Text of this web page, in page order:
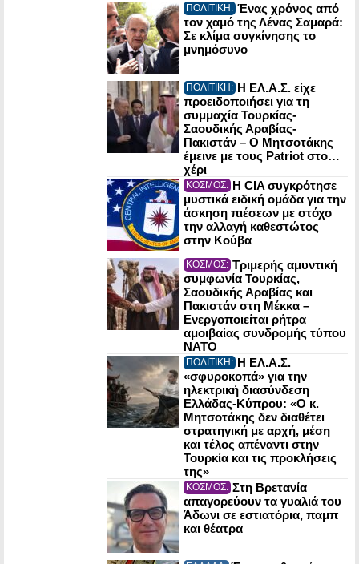
ΠΟΛΙΤΙΚΗ: Ένας χρόνος από
τον χαμό της Λένας Σαμαρά:
Σε κλίμα συγκίνησης το
μνημόσυνο
ΠΟΛΙΤΙΚΗ: Η ΕΛ.Α.Σ. είχε
προειδοποιήσει για τη
συμμαχία Τουρκίας-
Σαουδικής Αραβίας-
Πακιστάν – Ο Μητσοτάκης
έμεινε με τους Patriot στο…
χέρι
ΚΟΣΜΟΣ: Η CIA συγκρότησε
μυστικά ειδική ομάδα για την
άσκηση πιέσεων με στόχο
την αλλαγή καθεστώτος
στην Κούβα
ΚΟΣΜΟΣ: Τριμερής αμυντική
συμφωνία Τουρκίας,
Σαουδικής Αραβίας και
Πακιστάν στη Μέκκα –
Ενεργοποιείται ρήτρα
αμοιβαίας συνδρομής τύπου
NATO
ΠΟΛΙΤΙΚΗ: Η ΕΛ.Α.Σ.
«σφυροκοπά» για την
ηλεκτρική διασύνδεση
Ελλάδας-Κύπρου: «Ο κ.
Μητσοτάκης δεν διαθέτει
στρατηγική με αρχή, μέση
και τέλος απέναντι στην
Τουρκία και τις προκλήσεις
της»
ΚΟΣΜΟΣ: Στη Βρετανία
απαγορεύουν τα γυαλιά του
Άδωνι σε εστιατόρια, παμπ
και θέατρα